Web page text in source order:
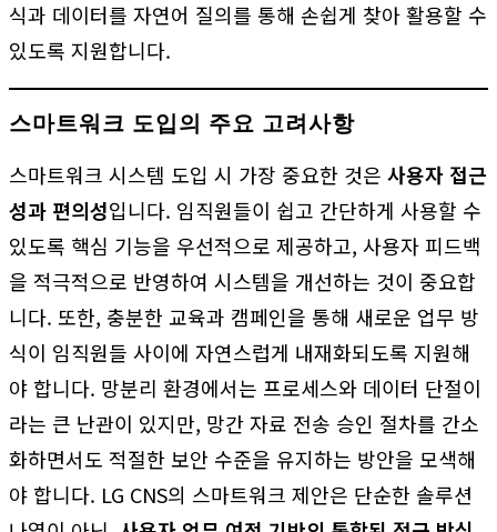
식과 데이터를 자연어 질의를 통해 손쉽게 찾아 활용할 수
있도록 지원합니다.
스마트워크 도입의 주요 고려사항
스마트워크 시스템 도입 시 가장 중요한 것은 사용자 접근
성과 편의성입니다. 임직원들이 쉽고 간단하게 사용할 수
있도록 핵심 기능을 우선적으로 제공하고, 사용자 피드백
을 적극적으로 반영하여 시스템을 개선하는 것이 중요합
니다. 또한, 충분한 교육과 캠페인을 통해 새로운 업무 방
식이 임직원들 사이에 자연스럽게 내재화되도록 지원해
야 합니다. 망분리 환경에서는 프로세스와 데이터 단절이
라는 큰 난관이 있지만, 망간 자료 전송 승인 절차를 간소
화하면서도 적절한 보안 수준을 유지하는 방안을 모색해
야 합니다. LG CNS의 스마트워크 제안은 단순한 솔루션